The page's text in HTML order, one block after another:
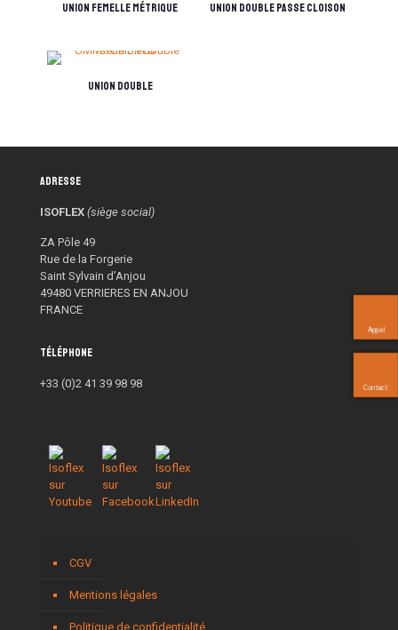
Union femelle Métrique Union double passe cloison
Union double
Adresse
ISOFLEX (siège social)
ZA Pôle 49
Rue de la Forgerie
Saint Sylvain d’Anjou
49480 VERRIERES EN ANJOU
FRANCE
Téléphone
+33 (0)2 41 39 98 98
CGV
Mentions légales
Politique de confidentialité
Appel
Contact